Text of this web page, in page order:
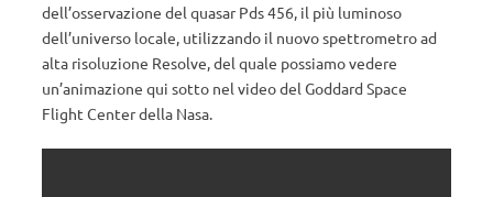
dell’osservazione del quasar Pds 456, il più luminoso
dell’universo locale, utilizzando il nuovo spettrometro ad
alta risoluzione Resolve, del quale possiamo vedere
un’animazione qui sotto nel video del Goddard Space
Flight Center della Nasa.